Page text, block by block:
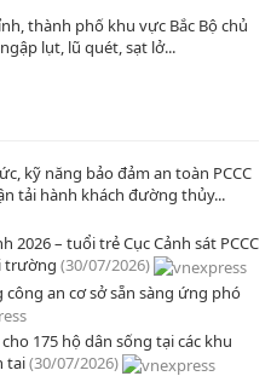
thành phố khu vực Bắc Bộ chủ
lụt, lũ quét, sạt lở...
kỹ năng bảo đảm an toàn PCCC
tải hành khách đường thủy...
– tuổi trẻ Cục Cảnh sát PCCC
trường (30/07/2026)
an cơ sở sẵn sàng ứng phó
175 hộ dân sống tại các khu
tai(30/07/2026)